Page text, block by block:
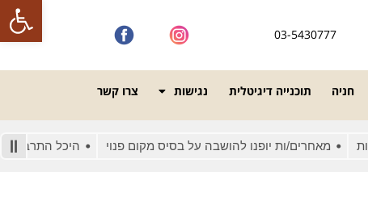
פתח
03-5430777
חניה תוכנייה דיגיטלית נגישות צרו קשר
מאחרים/ות יופנו להושבה על בסיס מקום פנוי היכל התרבות